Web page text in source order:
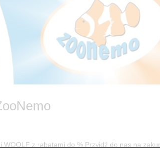
z rabatami do % Przyjdź do nas na